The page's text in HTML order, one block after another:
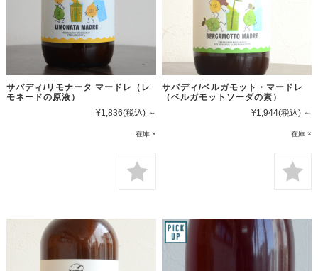
サバディ/リモナータ マードレ（レ
モネードの原液）
¥1,836(税込) ～
在庫 ×
サバディ/ベルガモット・マードレ
（ベルガモットソーダの素）
¥1,944(税込) ～
在庫 ×